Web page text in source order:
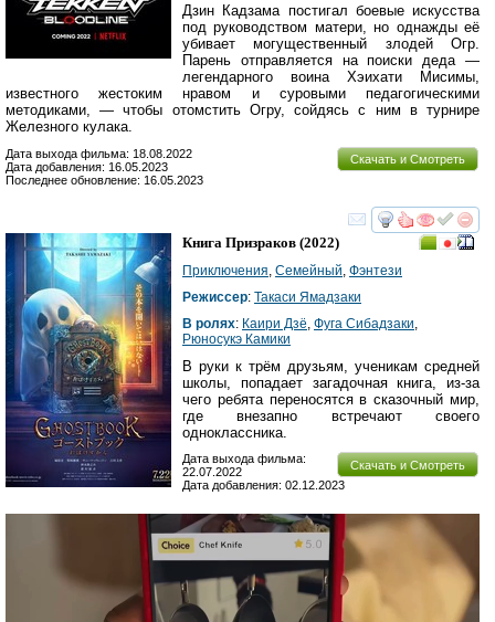
Дзин Кадзама постигал боевые искусства
под руководством матери, но однажды её
убивает могущественный злодей Огр.
Парень отправляется на поиски деда —
легендарного воина Хэихати Мисимы,
известного жестоким нравом и суровыми педагогическими
методиками, — чтобы отомстить Огру, сойдясь с ним в турнире
Железного кулака.
Скачать и Смотреть
Дата выхода фильма: 18.08.2022
Дата добавления: 16.05.2023
Последнее обновление: 16.05.2023
смотреть
Книга Призраков (2022)
Приключения Семейный Фэнтези
Режиссер: Такаси Ямадзаки
В ролях: Каири Дзё Фуга Сибадзаки
Рюносукэ Камики
В руки к трём друзьям, ученикам средней
школы, попадает загадочная книга, из-за
чего ребята переносятся в сказочный мир,
где внезапно встречают своего
одноклассника.
Скачать и Смотреть
Дата выхода фильма:
22.07.2022
Дата добавления: 02.12.2023